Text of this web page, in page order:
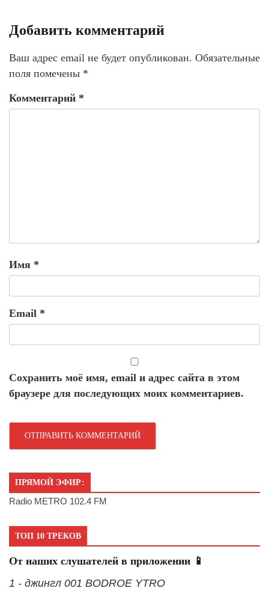
Добавить комментарий
Ваш адрес email не будет опубликован. Обязательные
поля помечены *
Комментарий *
Имя *
Email *
Сохранить моё имя, email и адрес сайта в этом
браузере для последующих моих комментариев.
ПРЯМОЙ ЭФИР:
Radio METRO 102.4 FM
ТОП 10 ТРЕКОВ
От наших слушателей в приложении 📱
1 - джингл 001 BODROE YTRO